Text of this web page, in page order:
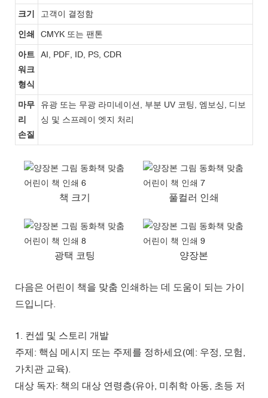
크기 고객이 결정함
인쇄 CMYK 또는 팬톤
아트
워크
형식
AI, PDF, ID, PS, CDR
마무
리
손질
유광 또는 무광 라미네이션, 부분 UV 코팅, 엠보싱, 디보
싱 및 스프레이 엣지 처리
책 크기 풀컬러 인쇄
광택 코팅 양장본
다음은 어린이 책을 맞춤 인쇄하는 데 도움이 되는 가이
드입니다.
1. 컨셉 및 스토리 개발
주제: 핵심 메시지 또는 주제를 정하세요(예: 우정, 모험,
가치관 교육).
대상 독자: 책의 대상 연령층(유아, 미취학 아동, 초등 저